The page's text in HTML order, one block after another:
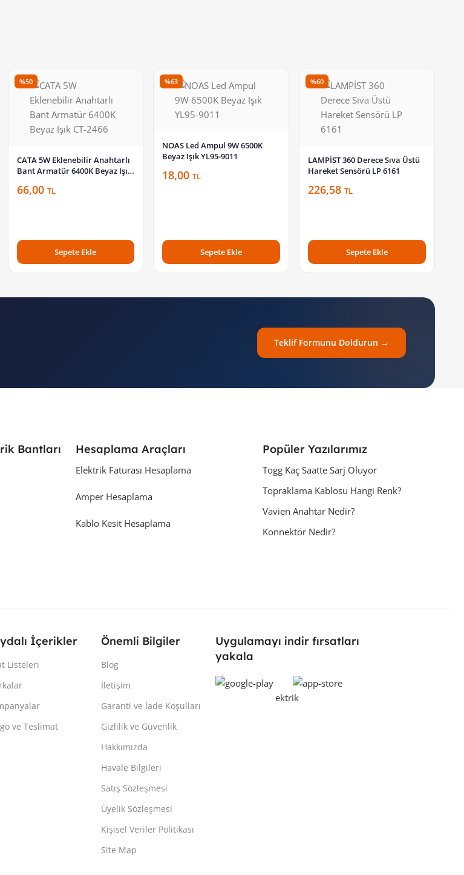
%50
CATA 5W Eklenebilir Anahtarlı
Bant Armatür 6400K Beyaz Işık
66,00 TL
Sepete Ekle
%63
NOAS Led Ampul 9W 6500K
Beyaz Işık YL95-9011
18,00TL
Sepete Ekle
%60
LAMPİST 360 Derece Sıva Üstü
Hareket Sensörü LP 6161
226,58TL
Sepete Ekle
Teklif Formunu Doldurun →
Bantları Hesaplama Araçları
Elektrik Faturası Hesaplama
Amper Hesaplama
Kablo Kesit Hesaplama
Popüler Yazılarımız
Togg Kaç Saatte Sarj Oluyor
Topraklama Kablosu Hangi Renk?
Vavien Anahtar Nedir?
Konnektör Nedir?
İçerikler
Listeleri
ve Teslimat
Önemli Bilgiler
Blog
İletişim
Garanti ve İade Koşulları
Gizlilik ve Güvenlik
Hakkımızda
Havale Bilgileri
Satış Sözleşmesi
Üyelik Sözleşmesi
Kişisel Veriler Politikası
Site Map
Uygulamayı indir fırsatları
yakala